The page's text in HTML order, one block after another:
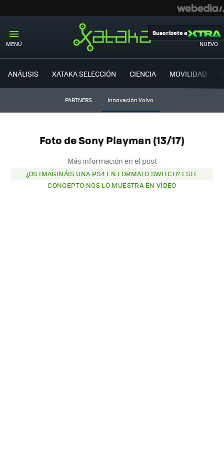
MENÚ NUEVO
Suscríbete a
ANÁLISIS XATAKA SELECCIÓN CIENCIA MOVILIDAD
PARTNERS Innovación Volvo
Foto de Sony Playman (13/17)
Más información en el post
¿OS IMAGINÁIS UNA PS4 EN FORMATO SWITCH? ESTE
CONCEPTO NOS LO MUESTRA EN VÍDEO